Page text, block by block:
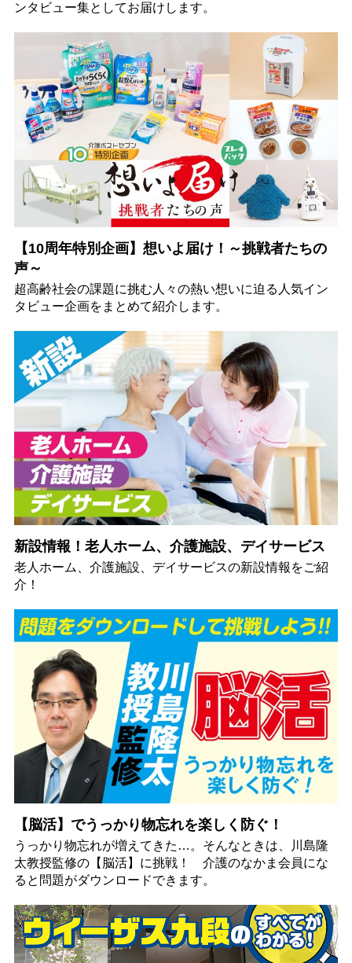
ンタビュー集としてお届けします。
【10周年特別企画】想いよ届け！～挑戦者たちの
声～
超高齢社会の課題に挑む人々の熱い想いに迫る人気イン
タビュー企画をまとめて紹介します。
新設情報！老人ホーム、介護施設、デイサービス
老人ホーム、介護施設、デイサービスの新設情報をご紹
介！
【脳活】でうっかり物忘れを楽しく防ぐ！
うっかり物忘れが増えてきた…。そんなときは、川島隆
太教授監修の【脳活】に挑戦！ 介護のなかま会員にな
ると問題がダウンロードできます。